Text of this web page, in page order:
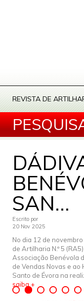
REVISTA DE
SAN...
Escrito por
20 Nov 2025
No dia 12 de
de Artilharia N.º 5
Associação Benévola
de Vendas Novas e ao
Santo de Évora na
saiba +